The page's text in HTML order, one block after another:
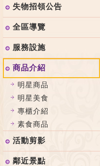
失物招領公告
全區導覽
服務設施
商品介紹
明星商品
明星美食
專櫃介紹
素食商品
活動剪影
鄰近景點